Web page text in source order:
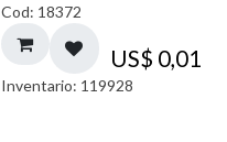
Cod: 18372
US$ 0,01
Inventario: 119928